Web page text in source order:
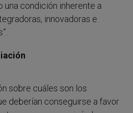
una condición inherente a
innovadoras e
sobre cuáles son los
deberían conseguirse a favor